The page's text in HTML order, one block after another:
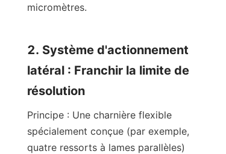
micromètres.
2. Système d'actionnement
latéral : Franchir la limite de
résolution
Principe : Une charnière flexible
spécialement conçue (par exemple,
quatre ressorts à lames parallèles)